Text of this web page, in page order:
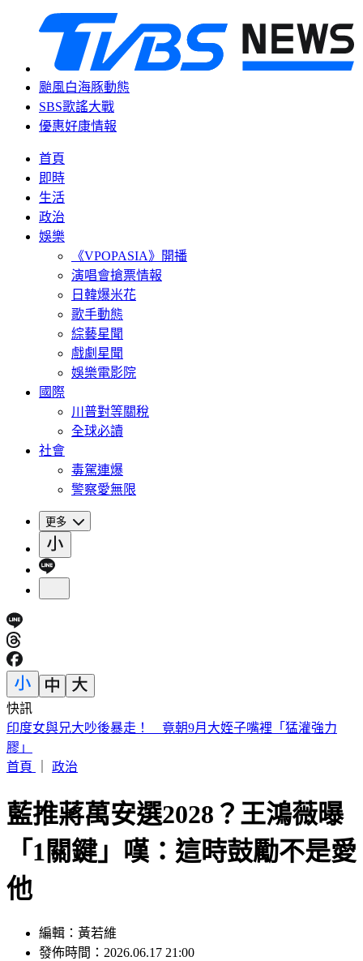
颱風白海豚動態
SBS歌謠大戰
優惠好康情報
首頁
即時
生活
政治
娛樂
《VPOPASIA》開播
演唱會搶票情報
日韓爆米花
歌手動態
綜藝星聞
戲劇星聞
娛樂電影院
國際
川普對等關稅
全球必讀
社會
毒駕連爆
警察愛無限
更多
快訊
別只看台積電！ 外媒點名「2檔AI設備股」快上車
首頁
藍推蔣萬安選2028？王鴻薇曝
「1關鍵」嘆：這時鼓勵不是愛
他
發佈時間：2026.06.17 21:00
最後更新時間：2026.06.17 21:00